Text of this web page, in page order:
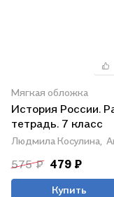
Мягкая обложка
История России.
тетрадь. 7 класс
Людмила Косулина,
575 ₽ 479 ₽
Купить